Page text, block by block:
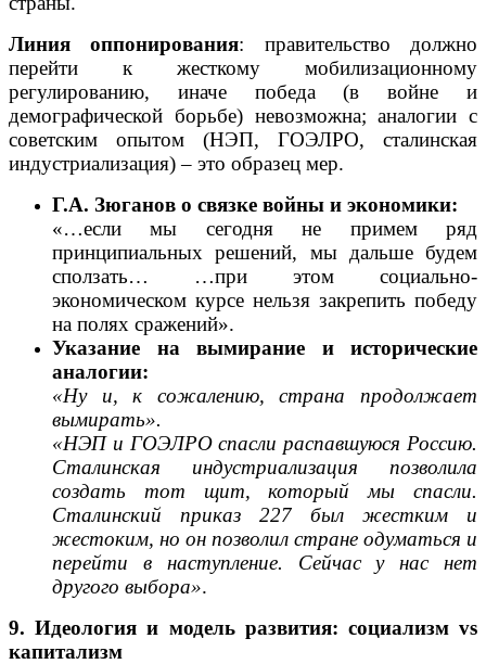
Линия оппонирования: правительство должно
перейти к жесткому мобилизационному
регулированию, иначе победа (в войне и
демографической борьбе) невозможна; аналогии с
советским опытом (НЭП, ГОЭЛРО, сталинская
индустриализация) – это образец мер.
Г.А. Зюганов о связке войны и экономики:
«…если мы сегодня не примем ряд
принципиальных решений, мы дальше будем
сползать… …при этом социально-
экономическом курсе нельзя закрепить победу
на полях сражений».
Указание на вымирание и исторические
аналогии:
«Ну и, к сожалению, страна продолжает
вымирать».
«НЭП и ГОЭЛРО спасли распавшуюся Россию.
Сталинская индустриализация позволила
создать тот щит, который мы спасли.
Сталинский приказ 227 был жестким и
жестоким, но он позволил стране одуматься и
перейти в наступление. Сейчас у нас нет
другого выбора».
9. Идеология и модель развития: социализм vs
капитализм